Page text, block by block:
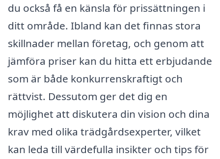
du också få en känsla för prissättningen i
ditt område. Ibland kan det finnas stora
skillnader mellan företag, och genom att
jämföra priser kan du hitta ett erbjudande
som är både konkurrenskraftigt och
rättvist. Dessutom ger det dig en
möjlighet att diskutera din vision och dina
krav med olika trädgårdsexperter, vilket
kan leda till värdefulla insikter och tips för